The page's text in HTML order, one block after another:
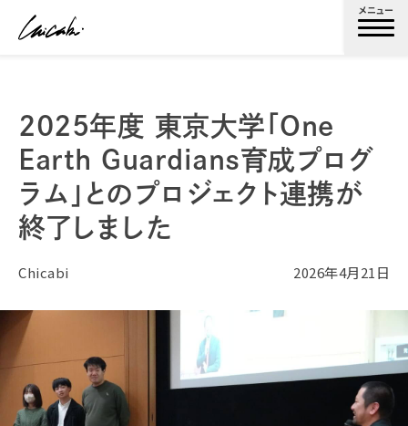
メニュー
2025年度 東京大学「One
Earth Guardians育成プログ
ラム」とのプロジェクト連携が
終了しました
Chicabi 2026年4月21日